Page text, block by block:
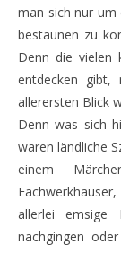
man sich nur um
bestaunen zu
Denn die vielen
entdecken
allerersten Blick
Denn was sich
waren ländliche
einem
allerlei emsige
nachgingen